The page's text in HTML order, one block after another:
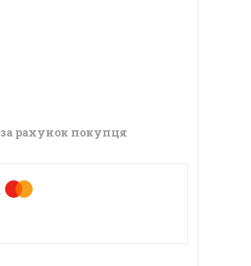
за рахунок покупця